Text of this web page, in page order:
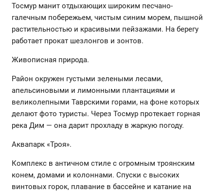
Тосмур манит отдыхающих широким песчано-
галечным побережьем, чистым синим морем, пышной
растительностью и красивыми пейзажами. На берегу
работает прокат шезлонгов и зонтов.
Живописная природа.
Район окружен густыми зелеными лесами,
апельсиновыми и лимонными плантациями и
великолепными Таврскими горами, на фоне которых
делают фото туристы. Через Тосмур протекает горная
река Дим — она дарит прохладу в жаркую погоду.
Аквапарк «Троя».
Комплекс в античном стиле с огромным троянским
конем, домами и колоннами. Спуски с высоких
винтовых горок, плавание в бассейне и катание на